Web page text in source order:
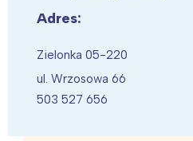
Adres:
Zielonka 05-220
ul. Wrzosowa 66
503 527 656